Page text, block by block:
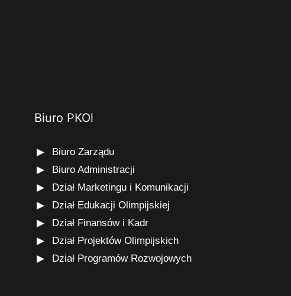
Biuro PKOl
Biuro Zarządu
Biuro Administracji
Dział Marketingu i Komunikacji
Dział Edukacji Olimpijskiej
Dział Finansów i Kadr
Dział Projektów Olimpijskich
Dział Programów Rozwojowych